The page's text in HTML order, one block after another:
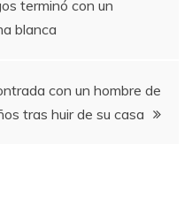
terminó con un
blanca
con un hombre de
tras huir de su casa